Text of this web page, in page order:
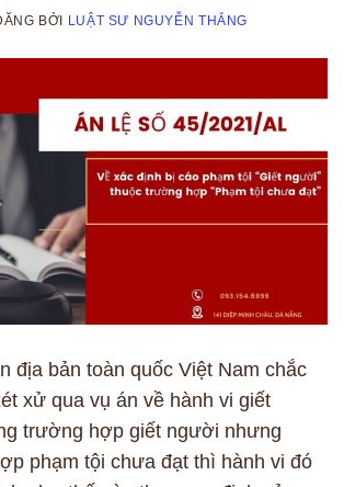
BỞI LUẬT SƯ NGUYỄN THẮNG
địa bản toàn quốc Việt Nam chắc
xử qua vụ án về hành vi giết
trường hợp giết người nhưng
phạm tội chưa đạt thì hành vi đó